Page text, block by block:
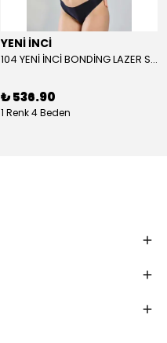
YENİ İNCİ
104 YENİ İNCİ BONDİNG LAZER SÜTYEN KADIN
₺ 536.90
1 Renk 4 Beden